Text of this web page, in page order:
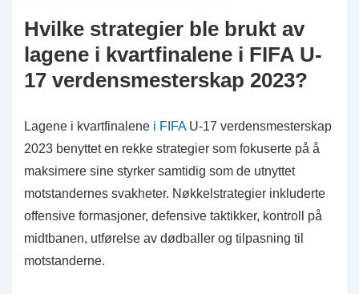
Hvilke strategier ble brukt av
lagene i kvartfinalene i FIFA U-
17 verdensmesterskap 2023?
Lagene i kvartfinalene i FIFAU-17 verdensmesterskap
2023 benyttet en rekke strategier som fokuserte på å
maksimere sine styrker samtidig som de utnyttet
motstandernes svakheter. Nøkkelstrategier inkluderte
offensive formasjoner, defensive taktikker, kontroll på
midtbanen, utførelse av dødballer og tilpasning til
motstanderne.